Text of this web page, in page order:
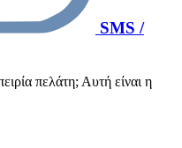
SMS /
πελάτη; Αυτή είναι η